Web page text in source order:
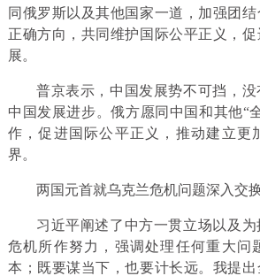
同俄罗斯以及其他国家一道，加强团
正确方向，共同维护国际公平正义，
展。
普京表示，中国发展势不可挡，没
中国发展进步。俄方愿同中国和其他“
作，促进国际公平正义，推动建立更
界。
两国元首就乌克兰危机问题深入交
习近平阐述了中方一贯立场以及
危机所作努力，强调处理任何重大问
本；既要谋当下，也要计长远。我提